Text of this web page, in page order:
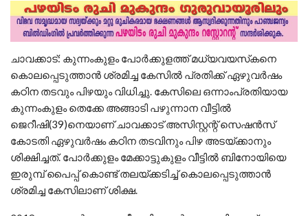
ചാവക്കാട്: കുന്നംകുളം പോര്‍ക്കുളത്ത് മധ്യവയസ്‌കനെ
കൊലപ്പെടുത്താന്‍ ശ്രമിച്ച കേസില്‍ പ്രതിക്ക് ഏഴുവര്‍ഷം
കഠിന തടവും പിഴയും വിധിച്ചു. കേസിലെ ഒന്നാംപ്രതിയായ
കുന്നംകുളം തെക്കേ അങ്ങാടി പഴുന്നാന വീട്ടില്‍
ജെറീഷി(39)നെയാണ് ചാവക്കാട് അസിസ്റ്റന്റ് സെഷന്‍സ്
കോടതി ഏഴുവര്‍ഷം കഠിന തടവിനും പിഴ അടയ്ക്കാനും
ശിക്ഷിച്ചത്. പോര്‍ക്കുളം മേക്കാട്ടുകുളം വീട്ടില്‍ ബിനോയിയെ
ഇരുമ്പ് പൈപ്പ് കൊണ്ട് തലയ്ക്കടിച്ച് കൊലപ്പെടുത്താന്‍
ശ്രമിച്ച കേസിലാണ് ശിക്ഷ.